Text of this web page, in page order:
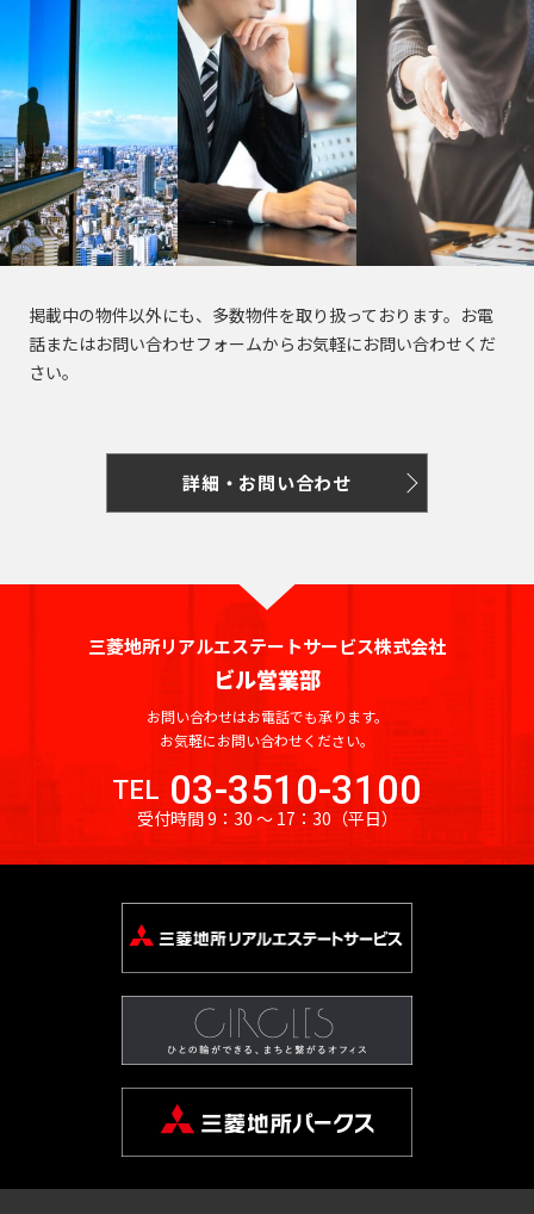
掲載中の物件以外にも、多数物件を取り扱っております。お電
話またはお問い合わせフォームからお気軽にお問い合わせくだ
さい。
詳細・お問い合わせ
三菱地所リアルエステートサービス株式会社
ビル営業部
お問い合わせはお電話でも承ります。
お気軽にお問い合わせください。
TEL 03-3510-3100
受付時間 9：30 〜 17：30 （平日）